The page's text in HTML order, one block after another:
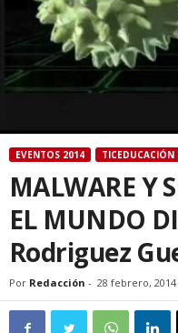
EVENTOS 2014 TICEDUCACIÓN
MALWARE Y
EL MUNDO
Rodriguez
Por Redacción - 28 febrero, 2014